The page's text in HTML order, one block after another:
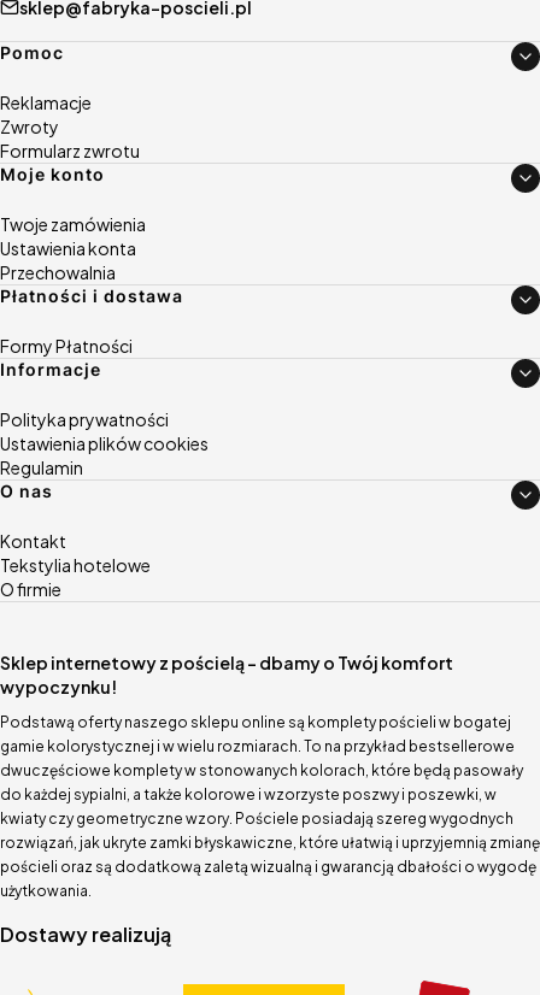
sklep@fabryka-poscieli.pl
Linki w stopce
Pomoc
Reklamacje
Zwroty
Formularz zwrotu
Moje konto
Twoje zamówienia
Ustawienia konta
Przechowalnia
Płatności i dostawa
Formy Płatności
Informacje
Polityka prywatności
Ustawienia plików cookies
Regulamin
O nas
Kontakt
Tekstylia hotelowe
O firmie
Sklep internetowy z pościelą – dbamy o Twój komfort
wypoczynku!
Podstawą oferty naszego sklepu online są komplety pościeli w bogatej
gamie kolorystycznej i w wielu rozmiarach. To na przykład bestsellerowe
dwuczęściowe komplety w stonowanych kolorach, które będą pasowały
do każdej sypialni, a także kolorowe i wzorzyste poszwy i poszewki, w
kwiaty czy geometryczne wzory. Pościele posiadają szereg wygodnych
rozwiązań, jak ukryte zamki błyskawiczne, które ułatwią i uprzyjemnią zmianę
pościeli oraz są dodatkową zaletą wizualną i gwarancją dbałości o wygodę
użytkowania.
Dostawy realizują